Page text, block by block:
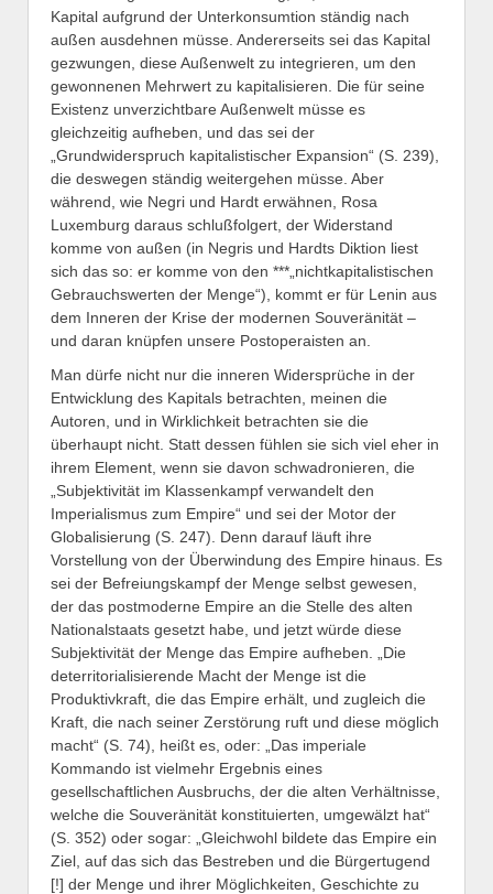
Kapital aufgrund der Unterkonsumtion ständig nach
außen ausdehnen müsse. Andererseits sei das Kapital
gezwungen, diese Außenwelt zu integrieren, um den
gewonnenen Mehrwert zu kapitalisieren. Die für seine
Existenz unverzichtbare Außenwelt müsse es
gleichzeitig aufheben, und das sei der
„Grundwiderspruch kapitalistischer Expansion“ (S. 239),
die deswegen ständig weitergehen müsse. Aber
während, wie Negri und Hardt erwähnen, Rosa
Luxemburg daraus schlußfolgert, der Widerstand
komme von außen (in Negris und Hardts Diktion liest
sich das so: er komme von den ***„nichtkapitalistischen
Gebrauchswerten der Menge“), kommt er für Lenin aus
dem Inneren der Krise der modernen Souveränität –
und daran knüpfen unsere Postoperaisten an.
Man dürfe nicht nur die inneren Widersprüche in der
Entwicklung des Kapitals betrachten, meinen die
Autoren, und in Wirklichkeit betrachten sie die
überhaupt nicht. Statt dessen fühlen sie sich viel eher in
ihrem Element, wenn sie davon schwadronieren, die
„Subjektivität im Klassenkampf verwandelt den
Imperialismus zum Empire“ und sei der Motor der
Globalisierung (S. 247). Denn darauf läuft ihre
Vorstellung von der Überwindung des Empire hinaus. Es
sei der Befreiungskampf der Menge selbst gewesen,
der das postmoderne Empire an die Stelle des alten
Nationalstaats gesetzt habe, und jetzt würde diese
Subjektivität der Menge das Empire aufheben. „Die
deterritorialisierende Macht der Menge ist die
Produktivkraft, die das Empire erhält, und zugleich die
Kraft, die nach seiner Zerstörung ruft und diese möglich
macht“ (S. 74), heißt es, oder: „Das imperiale
Kommando ist vielmehr Ergebnis eines
gesellschaftlichen Ausbruchs, der die alten Verhältnisse,
welche die Souveränität konstituierten, umgewälzt hat“
(S. 352) oder sogar: „Gleichwohl bildete das Empire ein
Ziel, auf das sich das Bestreben und die Bürgertugend
[!] der Menge und ihrer Möglichkeiten, Geschichte zu